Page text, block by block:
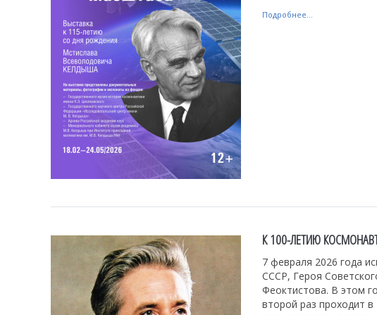
Подробнее...
К 100-ЛЕТИЮ
7 февраля 2026 года
СССР, Героя
Феоктистова. В этом
второй раз проходит